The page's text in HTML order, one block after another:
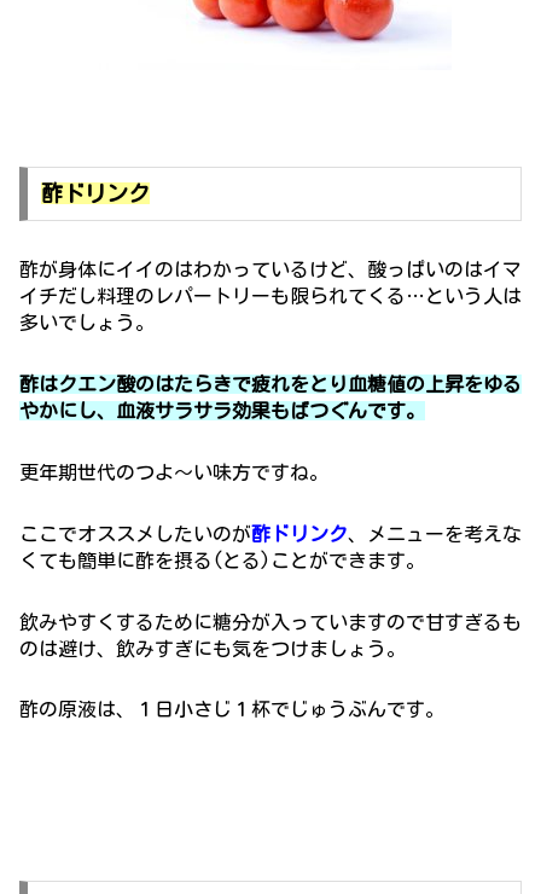
酢ドリンク
酢が身体にイイのはわかっているけど、酸っぱいのはイマ
イチだし料理のレパートリーも限られてくる…という人は
多いでしょう。
酢はクエン酸のはたらきで疲れをとり血糖値の上昇をゆる
やかにし、血液サラサラ効果もばつぐんです。
更年期世代のつよ～い味方ですね。
ここでオススメしたいのが酢ドリンク、メニューを考えな
くても簡単に酢を摂る(とる)ことができます。
飲みやすくするために糖分が入っていますので甘すぎるも
のは避け、飲みすぎにも気をつけましょう。
酢の原液は、１日小さじ１杯でじゅうぶんです。